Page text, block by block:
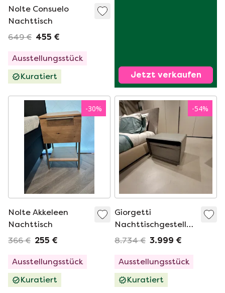
Nolte Consuelo
Nachttisch
649 € 455 €
Ausstellungsstück
Kuratiert
Jetzt verkaufen
-30%
Nolte Akkeleen
Nachttisch
366 € 255 €
Ausstellungsstück
Kuratiert
-54%
Giorgetti
Nachttischgestell
(2er-Set)
8.734 € 3.999 €
Ausstellungsstück
Kuratiert